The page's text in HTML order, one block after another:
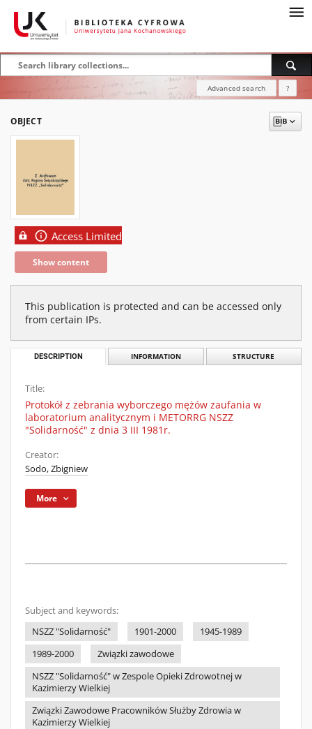
Advanced search ?
OBJECT
Access Limited
Show content
This publication is protected and can be accessed only
from certain IPs.
DESCRIPTION INFORMATION STRUCTURE
Title:
Protokół z zebrania wyborczego mężów zaufania w
laboratorium analitycznym i METORRG NSZZ
"Solidarność" z dnia 3 III 1981r.
Creator:
Sodo, Zbigniew
More
Subject and keywords:
NSZZ "Solidarność"
1901-2000
1945-1989
1989-2000
Związki zawodowe
NSZZ "Solidarność" w Zespole Opieki Zdrowotnej w
Kazimierzy Wielkiej
Związki Zawodowe Pracowników Służby Zdrowia w
Kazimierzy Wielkiej